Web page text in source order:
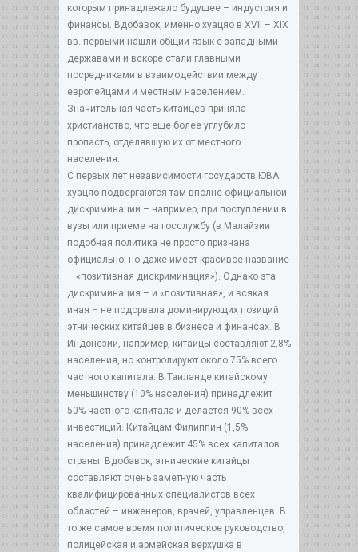
которым принадлежало будущее – индустрия и
финансы. Вдобавок, именно хуацяо в XVII – XIX
вв. первыми нашли общий язык с западными
державами и вскоре стали главными
посредниками в взаимодействии между
европейцами и местным населением.
Значительная часть китайцев приняла
христианство, что еще более углубило
пропасть, отделявшую их от местного
населения.
С первых лет независимости государств ЮВА
хуацяо подвергаются там вполне официальной
дискриминации – например, при поступлении в
вузы или приеме на госслужбу (в Малайзии
подобная политика не просто признана
официально, но даже имеет красивое название
– «позитивная дискриминация»). Однако эта
дискриминация – и «позитивная», и всякая
иная – не подорвала доминирующих позиций
этнических китайцев в бизнесе и финансах. В
Индонезии, например, китайцы составляют 2,8%
населения, но контролируют около 75% всего
частного капитала. В Таиланде китайскому
меньшинству (10% населения) принадлежит
50% частного капитала и делается 90% всех
инвестиций. Китайцам Филиппин (1,5%
населения) принадлежит 45% всех капиталов
страны. Вдобавок, этнические китайцы
составляют очень заметную часть
квалифицированных специалистов всех
областей – инженеров, врачей, управленцев. В
то же самое время политическое руководство,
полицейская и армейская верхушка в